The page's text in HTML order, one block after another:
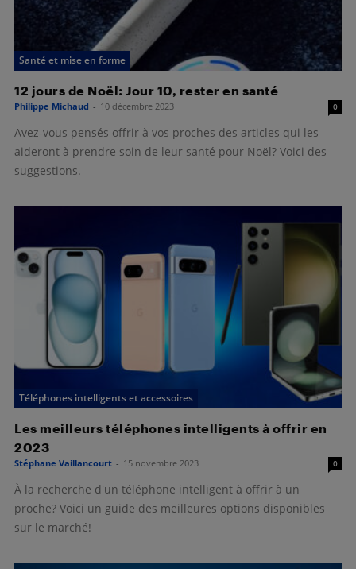
Santé et mise en forme
12 jours de Noël: Jour 10, rester en santé
Philippe Michaud - 10 décembre 2023 0
Avez-vous pensés offrir à vos proches des articles qui les
aideront à prendre soin de leur santé pour Noël? Voici des
suggestions.
Téléphones intelligents et accessoires
Les meilleurs téléphones intelligents à offrir en
2023
Stéphane Vaillancourt - 15 novembre 2023 0
À la recherche d'un téléphone intelligent à offrir à un
proche? Voici un guide des meilleures options disponibles
sur le marché!